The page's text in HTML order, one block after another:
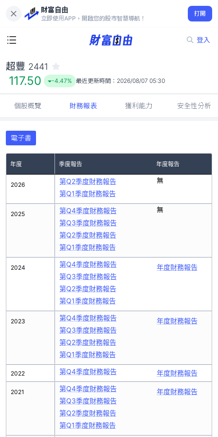
財富自由
立即使用APP，開啟您的股市智慧導航！
打開
登入
117.50
-4.47%
超豐 2441
117.50 -4.47% 最近更新時間： 2026/08/07 05:30
個股概覽 財務報表 獲利能力 安全性分析
電子書
年度 季度報告 年度報告
2026
2025
2024
2023
2022
2021
第Q2季度財務報告
第Q1季度財務報告
無
第Q4季度財務報告
第Q3季度財務報告
第Q2季度財務報告
第Q1季度財務報告
無
第Q4季度財務報告
第Q3季度財務報告
第Q2季度財務報告
第Q1季度財務報告
年度財務報告
第Q4季度財務報告
第Q3季度財務報告
第Q2季度財務報告
第Q1季度財務報告
年度財務報告
第Q4季度財務報告
年度財務報告
第Q4季度財務報告
第Q3季度財務報告
第Q2季度財務報告
第Q1季度財務報告
年度財務報告